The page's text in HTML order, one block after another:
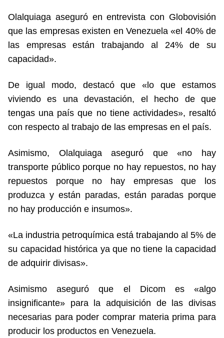
Olalquiaga aseguró en entrevista con Globovisión
que las empresas existen en Venezuela «el 40% de
las empresas están trabajando al 24% de su
capacidad».
De igual modo, destacó que «lo que estamos
viviendo es una devastación, el hecho de que
tengas una país que no tiene actividades», resaltó
con respecto al trabajo de las empresas en el país.
Asimismo, Olalquiaga aseguró que «no hay
transporte público porque no hay repuestos, no hay
repuestos porque no hay empresas que los
produzca y están paradas, están paradas porque
no hay producción e insumos».
«La industria petroquímica está trabajando al 5% de
su capacidad histórica ya que no tiene la capacidad
de adquirir divisas».
Asimismo aseguró que el Dicom es «algo
insignificante» para la adquisición de las divisas
necesarias para poder comprar materia prima para
producir los productos en Venezuela.